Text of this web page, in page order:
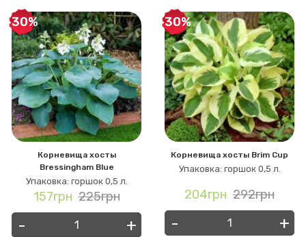
-30%
Корневища хосты
Bressingham Blue
Упаковка: горшок 0,5 л.
157грн 225грн
- +
-30%
Корневища хосты Brim Cup
Упаковка: горшок 0,5 л.
204грн 292грн
- +